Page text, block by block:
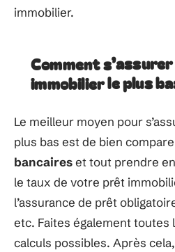
immobilier.
Comment
immobilier le plus
Le meilleur moyen pour
plus bas est de bien
bancaireset tout prendre
le taux de votre prêt
l’assurance de prêt
etc. Faites également toutes
calculs possibles. Après